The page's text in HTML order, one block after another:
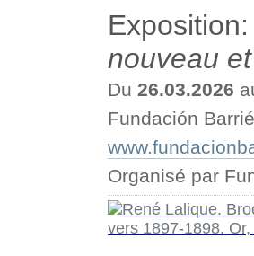
nouveau
Du 26.03.2026
Fundación
Organisé par